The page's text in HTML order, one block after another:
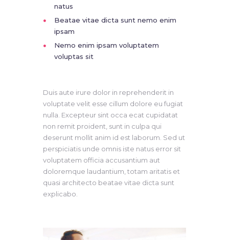
natus
Beatae vitae dicta sunt nemo enim
ipsam
Nemo enim ipsam voluptatem
voluptas sit
Duis aute irure dolor in reprehenderit in
voluptate velit esse cillum dolore eu fugiat
nulla. Excepteur sint occa ecat cupidatat
non remit proident, sunt in culpa qui
deserunt mollit anim id est laborum. Sed ut
perspiciatis unde omnis iste natus error sit
voluptatem officia accusantium aut
doloremque laudantium, totam aritatis et
quasi architecto beatae vitae dicta sunt
explicabo.